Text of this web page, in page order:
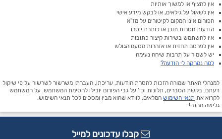
אין להציף או למשוך אותיות
אין לשאול על גילאים, או לבקש מידע אישי
הפורום אינו המקום לקיטורים על מז"א
הודעות חסרות תוכן או כותרת יוסרו
אין להשתמש בשירות קיצור כתובות
אין לפרסם תחזית או אזהרות מטעם הגולש
יש לשמור על תרבות שיחה נעימה
למה נמחקה לי הודעה?
למנהלי האתר שמורה הזכות להסרת הודעות, עריכתן, העברתן משרשור לשרשור על פי שיקול
דעתם. בקשת הסברים, תלונות וכו' על גבי הפורום יובילו לחסימת המשתמש. על המשתמש
לקרוא את תנאי השימוש המלאים, לוודא שהוא מבין ומסכים לכל תנאי השימוש.
גלישה מהנה!
קבלו עדכונים למייל